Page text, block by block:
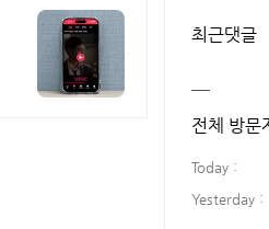
최근댓글
전체 방문
Today :
Yesterday :